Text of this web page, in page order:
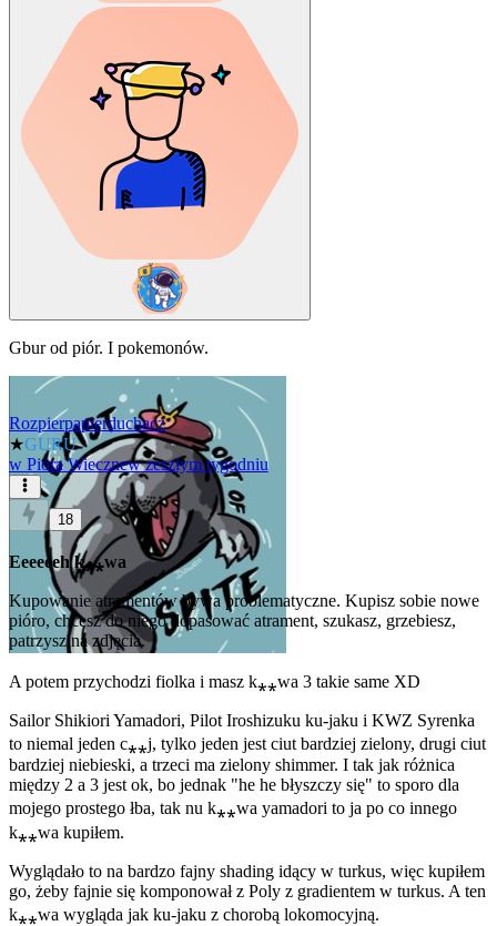
Gbur od piór. I pokemonów.
Rozpierpapierduchacz
★GURU
w Pióra Wiecznew zeszłym tygodniu
18
Eeeeeeh k⁎⁎wa
Kupowanie atramentów bywa problematyczne. Kupisz sobie nowe
pióro, chcesz do niego dopasować atrament, szukasz, grzebiesz,
patrzysz na zdjęcia.
A potem przychodzi fiolka i masz k⁎⁎wa 3 takie same XD
Sailor Shikiori Yamadori, Pilot Iroshizuku ku-jaku i KWZ Syrenka
to niemal jeden c⁎⁎j, tylko jeden jest ciut bardziej zielony, drugi ciut
bardziej niebieski, a trzeci ma zielony shimmer. I tak jak różnica
między 2 a 3 jest ok, bo jednak "he he błyszczy się" to sporo dla
mojego prostego łba, tak nu k⁎⁎wa yamadori to ja po co innego
k⁎⁎wa kupiłem.
Wyglądało to na bardzo fajny shading idący w turkus, więc kupiłem
go, żeby fajnie się komponował z Poly z gradientem w turkus. A ten
k⁎⁎wa wygląda jak ku-jaku z chorobą lokomocyjną.